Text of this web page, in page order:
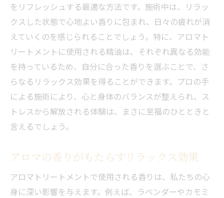
をリフレッシュする最適な方法です。施術中は、リラッ
クスした状態で心地よい香りに包まれ、日々の疲れが消
えていくのを感じられることでしょう。特に、アロマト
リートメントに使用される精油は、それぞれ異なる効能
を持っているため、自分に合った香りを選ぶことで、さ
らなるリラックス効果を得ることができます。プロの手
による施術により、心と身体のバランスが整えられ、ス
トレスから解放される体験は、まさに至福のひとときと
言えるでしょう。
アロマの香りがもたらすリラックス効果
アロマトリートメントで使用される香りは、私たちの心
身に深い影響を与えます。例えば、ラベンダーやカモミ